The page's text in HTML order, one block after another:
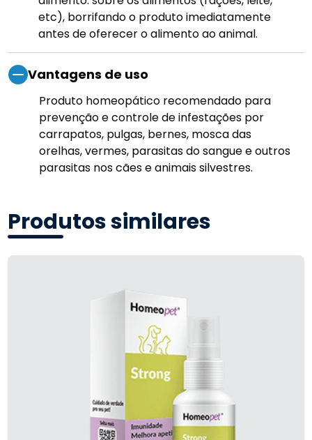
etc), borrifando o produto imediatamente
antes de oferecer o alimento ao animal.
Vantagens de uso
Produto homeopático recomendado para
prevenção e controle de infestações por
carrapatos, pulgas, bernes, mosca das
orelhas, vermes, parasitas do sangue e outros
parasitas nos cães e animais silvestres.
Produtos similares